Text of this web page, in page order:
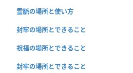
霊脈の場所と使い方
封牢の場所とできること
祝福の場所とできること
封牢の場所とできること